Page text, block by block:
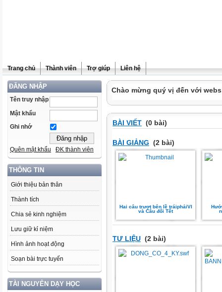
Trang chủ Thành viên Trợ giúp Liên hệ
ĐĂNG NHẬP
Tên truy nhập
Mật khẩu
Ghi nhớ
Quên mật khẩu ĐK thành viên
THÔNG TIN
Giới thiệu bản thân
Thành tích
Chia sẻ kinh nghiệm
Lưu giữ kỉ niệm
Hình ảnh hoạt động
Soạn bài trực tuyến
TÀI NGUYÊN DẠY HỌC
Chào mừng quý vị đến với
BÀI VIẾT (0 bài)
BÀI GIẢNG (2 bài)
Hai câu trượt bên lề tráiphảiVI
và Câu đối Tết
TƯ LIỆU (2 bài)